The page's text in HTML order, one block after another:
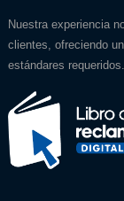
Nuestra experiencia
clientes, ofreciendo
estándares requeridos.